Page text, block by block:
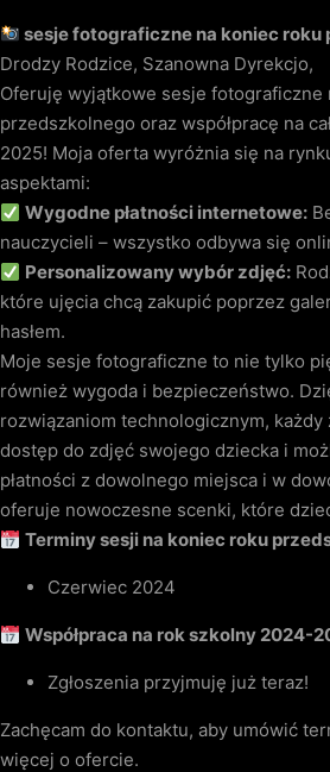
sesje fotograficzne na koniec roku
Drodzy Rodzice, Szanowna Dyrekcjo,
Oferuję wyjątkowe sesje fotograficzne
przedszkolnego oraz współpracę na
2025! Moja oferta wyróżnia się na
aspektami:
Wygodne płatności internetowe:
nauczycieli – wszystko odbywa się
Personalizowany wybór zdjęć:
które ujęcia chcą zakupić poprzez
hasłem.
Moje sesje fotograficzne to nie tylko
również wygoda i bezpieczeństwo.
rozwiązaniom technologicznym, każdy
dostęp do zdjęć swojego dziecka i
płatności z dowolnego miejsca i w
oferuje nowoczesne scenki, które
Terminy sesji na koniec roku
Czerwiec 2024
Współpraca na rok szkolny 2024-
Zgłoszenia przyjmuję już teraz!
Zachęcam do kontaktu, aby umówić
więcej o ofercie.